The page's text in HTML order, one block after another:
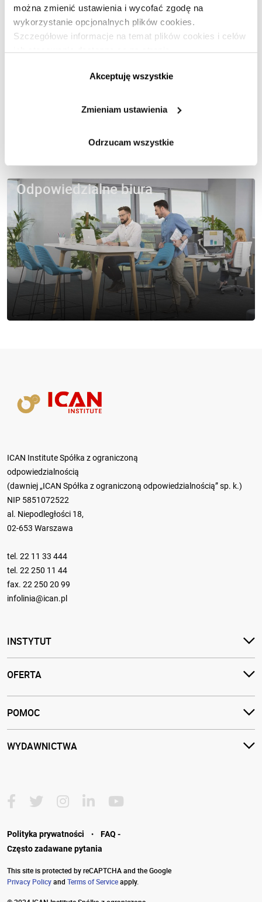
można zmienić ustawienia i wycofać zgodę na
wykorzystanie opcjonalnych plików cookies.
Szczegółowe informacje na temat plików cookies i celów
ich stosowania dostępne są na stronie
Akceptuję wszystkie
Zmieniam ustawienia
Odrzucam wszystkie
Odpowiedzialna spółka spełnia
obietnice
Odpowiedzialne biura
ICAN Institute Spółka z ograniczoną
odpowiedzialnością
(dawniej „ICAN Spółka z ograniczoną odpowiedzialnością” sp. k.)
NIP 5851072522
al. Niepodległości 18,
02-653 Warszawa
tel. 22 11 33 444
tel. 22 250 11 44
fax. 22 250 20 99
infolinia@ican.pl
INSTYTUT
OFERTA
POMOC
WYDAWNICTWA
Polityka prywatności ·
FAQ -
Często zadawane pytania
This site is protected by reCAPTCHA and the Google
Privacy Policyand Terms of Serviceapply.